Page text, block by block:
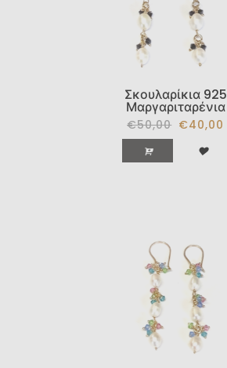
Σκουλαρίκια 925
Μαργαριταρένια
€50,00 €40,00